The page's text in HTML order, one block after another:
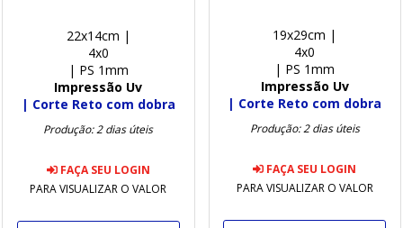
22x14cm |
4x0
| PS 1mm
Impressão Uv
| Corte Reto com dobra
Produção: 2 dias úteis
FAÇA SEU LOGIN
PARA VISUALIZAR O VALOR
19x29cm |
4x0
| PS 1mm
Impressão Uv
| Corte Reto com dobra
Produção: 2 dias úteis
FAÇA SEU LOGIN
PARA VISUALIZAR O VALOR